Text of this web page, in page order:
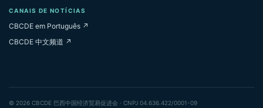
CANAIS DE NOTÍCIAS
CBCDE em Português ↗
CBCDE 中文频道 ↗
© 2026 CBCDE 巴西中国经济贸易促进会 · CNPJ 04.636.422/0001-09